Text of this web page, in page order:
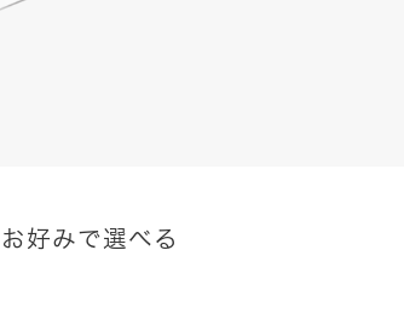
好みで選べる